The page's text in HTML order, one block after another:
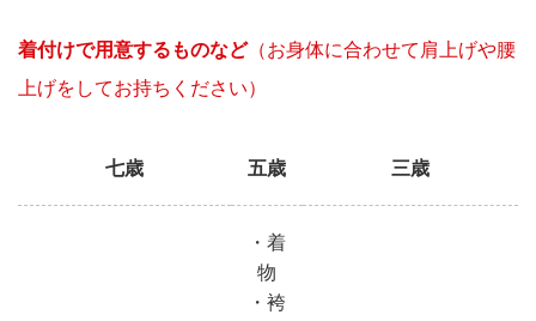
着付けで用意するものなど（お身体に合わせて肩上げや腰
上げをしてお持ちください）
七歳 五歳 三歳
・着
物
・袴